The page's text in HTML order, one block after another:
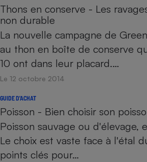
Thons en conserve - Les
non durable
La nouvelle campagne de
au thon en boîte de conserve
10 ont dans leur placard.…
Le 12 octobre 2014
GUIDE D'ACHAT
Poisson - Bien choisir son
Poisson sauvage ou d'élevage,
Le choix est vaste face à l'étal
points clés pour…